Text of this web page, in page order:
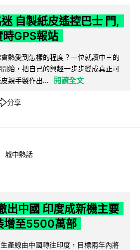
自製紙皮遙控巴士 門,
GPS報站
熱愛到怎樣的程度？一位就讀中三的
始，把自己的興趣一步步變成真正可
親手製作出...
閱讀全文
分享
城中熱話
出中國 印度成新機主要
增至5500萬部
產線由中國轉往印度，目標兩年內將